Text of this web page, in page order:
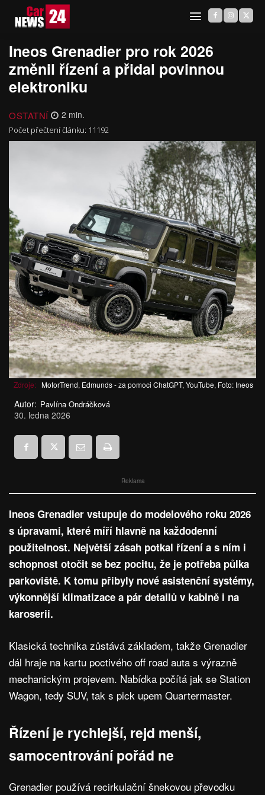
Ineos Grenadier pro rok 2026
změnil řízení a přidal povinnou
elektroniku
OSTATNÍ 2 min.
Počet přečtení článku: 11192
Zdroje: MotorTrend, Edmunds - za pomoci ChatGPT, YouTube, Foto: Ineos
Autor: Pavlína Ondráčková
30. ledna 2026
Reklama
Ineos Grenadier vstupuje do modelového roku 2026
s úpravami, které míří hlavně na každodenní
použitelnost. Největší zásah potkal řízení a s ním i
schopnost otočit se bez pocitu, že je potřeba půlka
parkoviště. K tomu přibyly nové asistenční systémy,
výkonnější klimatizace a pár detailů v kabině i na
karoserii.
Klasická technika zůstává základem, takže Grenadier
dál hraje na kartu poctivého off road auta s výrazně
mechanickým projevem. Nabídka počítá jak se Station
Wagon, tedy SUV, tak s pick upem Quartermaster.
Řízení je rychlejší, rejd menší,
samocentrování pořád ne
Grenadier používá recirkulační šnekovou převodku